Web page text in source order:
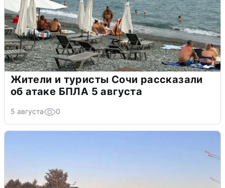
Жители и туристы Сочи рассказали
об атаке БПЛА 5 августа
5 августа 0